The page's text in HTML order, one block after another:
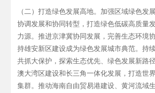
（二）打造绿色发展高地。加强区域绿色发
协调发展和协同转型，打造绿色低碳高质量
力源。推进京津冀协同发展，完善生态环境
持雄安新区建设成为绿色发展城市典范。持
共抓大保护，探索生态优先、绿色发展新路
澳大湾区建设和长三角一体化发展，打造世
集群。推动海南自由贸易港建设、黄河流域